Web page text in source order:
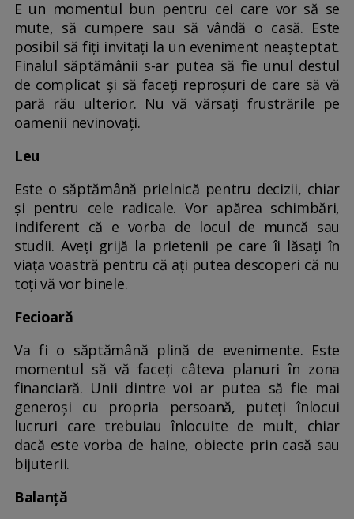
E un momentul bun pentru cei care vor să se
mute, să cumpere sau să vândă o casă. Este
posibil să fiți invitați la un eveniment neașteptat.
Finalul săptămânii s-ar putea să fie unul destul
de complicat și să faceți reproșuri de care să vă
pară rău ulterior. Nu vă vărsați frustrările pe
oamenii nevinovați.
Leu
Este o săptămână prielnică pentru decizii, chiar
și pentru cele radicale. Vor apărea schimbări,
indiferent că e vorba de locul de muncă sau
studii. Aveți grijă la prietenii pe care îi lăsați în
viața voastră pentru că ați putea descoperi că nu
toți vă vor binele.
Fecioară
Va fi o săptămână plină de evenimente. Este
momentul să vă faceți câteva planuri în zona
financiară. Unii dintre voi ar putea să fie mai
generoși cu propria persoană, puteți înlocui
lucruri care trebuiau înlocuite de mult, chiar
dacă este vorba de haine, obiecte prin casă sau
bijuterii.
Balanță